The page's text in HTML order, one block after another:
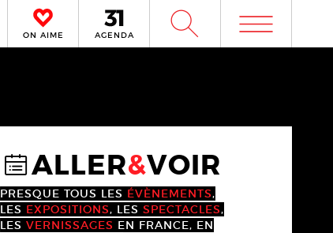
ON AIME AGENDA W m
@ALLER&VOIR
PRESQUE TOUS LES ÉVÈNEMENTS,
LES EXPOSITIONS, LES SPECTACLES,
LES VERNISSAGES EN FRANCE, EN